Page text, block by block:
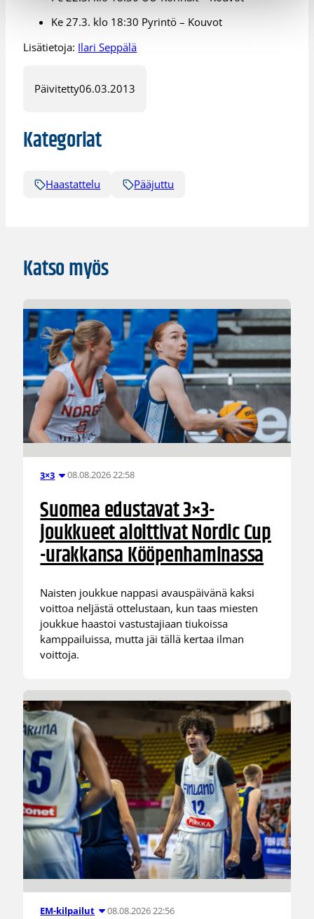
Ke 27.3. klo 18:30 Pyrintö – Kouvot
Lisätietoja: Ilari Seppälä
Päivitetty06.03.2013
Kategoriat
Haastattelu Pääjuttu
Katso myös
3×3 08.08.2026 22:58
Suomea edustavat 3×3-
joukkueet aloittivat Nordic Cup
-urakkansa Kööpenhaminassa
Naisten joukkue nappasi avauspäivänä kaksi
voittoa neljästä ottelustaan, kun taas miesten
joukkue haastoi vastustajiaan tiukoissa
kamppailuissa, mutta jäi tällä kertaa ilman
voittoja.
EM-kilpailut 08.08.2026 22:56